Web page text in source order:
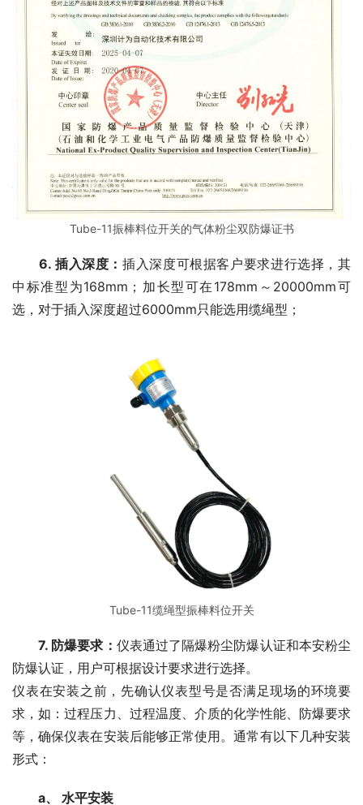
Tube-11振棒料位开关的气体粉尘双防爆证书
6. 插入深度： 插入深度可根据客户要求进行选择，其
中标准型为168mm；加长型可在178mm～20000mm可
选，对于插入深度超过6000mm只能选用缆绳型；
Tube-11缆绳型振棒料位开关
7. 防爆要求： 仪表通过了隔爆粉尘防爆认证和本安粉尘
防爆认证，用户可根据设计要求进行选择。
仪表在安装之前，先确认仪表型号是否满足现场的环境要
求，如：过程压力、过程温度、介质的化学性能、防爆要求
等，确保仪表在安装后能够正常使用。通常有以下几种安装
形式：
a、 水平安装